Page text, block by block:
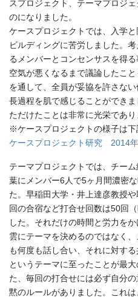
スプロジェクト、テーマプロジ
のになりました。
ケースプロジェクトでは、入学
ビルディングに苦労しました。
るメンバーとコンセンサスを得
空気が悪くなるまで議論したこ
を通して、全員が妥協を許さな
長過程を肌で感じることができ
ただけたことは非常に光栄であり
※ケースプロジェクトの様子は下
ケースプロジェクト研究 2014
テーマプロジェクトでは、チー
葉にメンバー6人で5ヶ月間濃密
た。早稲田大学・井上達彦教授
回の合宿など打合せ回数は50回
した。それだけの時間と労力を
雲にテーマを決めるのではなく
も何度も話し合い、それに対す
というテーマに至ったことが最
た、毎回の打合せには必ず自分
黙のルールがありました。これ